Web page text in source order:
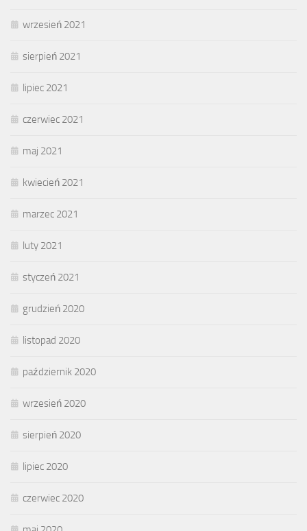
wrzesień 2021
sierpień 2021
lipiec 2021
czerwiec 2021
maj 2021
kwiecień 2021
marzec 2021
luty 2021
styczeń 2021
grudzień 2020
listopad 2020
październik 2020
wrzesień 2020
sierpień 2020
lipiec 2020
czerwiec 2020